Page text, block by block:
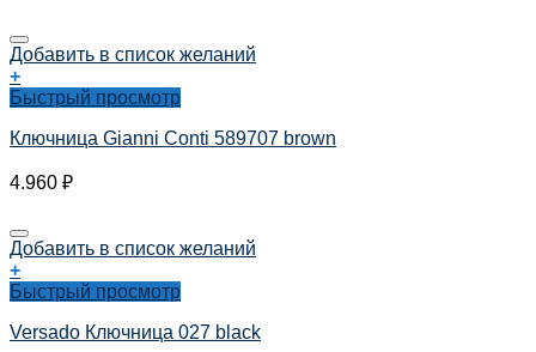
Добавить в список желаний
+
Быстрый просмотр
Ключница Gianni Conti 589707 brown
4.960 ₽
Добавить в список желаний
+
Быстрый просмотр
Versado Ключница 027 black